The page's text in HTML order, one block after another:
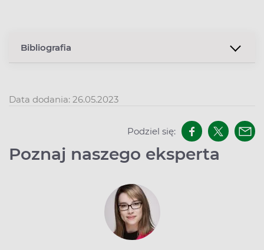
Bibliografia
Data dodania: 26.05.2023
Podziel się:
Poznaj naszego eksperta